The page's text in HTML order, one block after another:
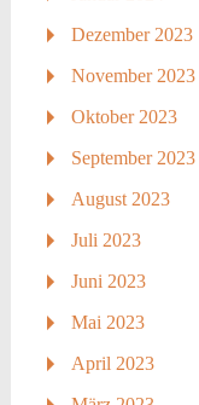
Dezember 2023
November 2023
Oktober 2023
September 2023
August 2023
Juli 2023
Juni 2023
Mai 2023
April 2023